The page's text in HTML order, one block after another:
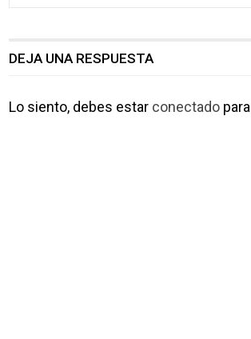
DEJA UNA RESPUESTA
Lo siento, debes estar conectado